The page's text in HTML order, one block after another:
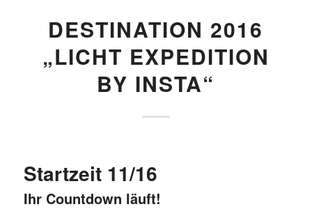
DESTINATION 2016
„LICHT EXPEDITION
BY INSTA“
Startzeit 11/16
Ihr Countdown läuft!